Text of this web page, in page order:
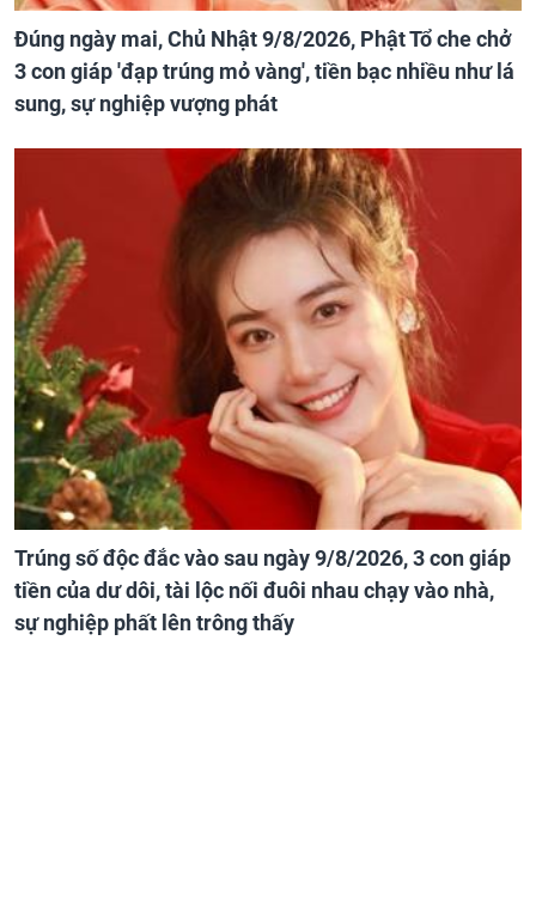
Đúng ngày mai, Chủ Nhật 9/8/2026, Phật Tổ che chở
3 con giáp 'đạp trúng mỏ vàng', tiền bạc nhiều như lá
sung, sự nghiệp vượng phát
Trúng số độc đắc vào sau ngày 9/8/2026, 3 con giáp
tiền của dư dôi, tài lộc nối đuôi nhau chạy vào nhà,
sự nghiệp phất lên trông thấy